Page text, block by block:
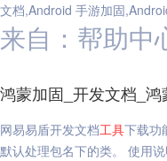
文档,Android 手游加固
来自：帮助中
鸿蒙加固_开发文档_
网易易盾开发文档工具下载功
默认处理包名下的类。 使用